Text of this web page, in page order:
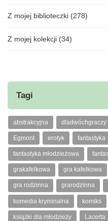
Z mojej biblioteczki (278)
Z mojej kolekcji (34)
Tagi
abstrakcyjna dladwóchgraczy
Egmont erotyk fantastyka
fantastyka młodzieżowa
grakafelkowa gra kafelkowa
gra rodzinna grarodzinna
komedia kryminalna komiks
książki dla młodzieży Lacerta